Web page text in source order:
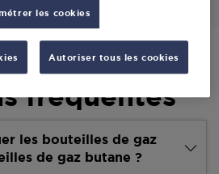
fréquentes
les bouteilles de gaz
de gaz butane ?
les cookies
Autoriser tous les cookies